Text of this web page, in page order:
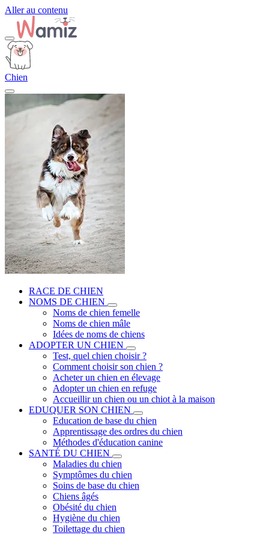
Aller au contenu
Chien
RACE DE CHIEN
NOMS DE CHIEN
Noms de chien femelle
Noms de chien mâle
Idées de noms de chiens
ADOPTER UN CHIEN
Test, quel chien choisir ?
Comment choisir son chien ?
Acheter un chien en élevage
Adopter un chien en refuge
Accueillir un chien ou un chiot à la maison
EDUQUER SON CHIEN
Education de base du chien
Apprentissage des ordres du chien
Méthodes d'éducation canine
SANTÉ DU CHIEN
Maladies du chien
Symptômes du chien
Soins de base du chien
Chiens âgés
Obésité du chien
Hygiène du chien
Toilettage du chien